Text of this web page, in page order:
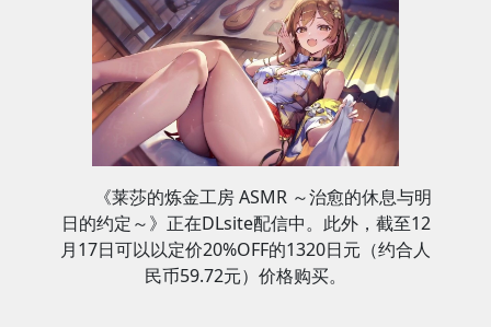
《莱莎的炼金工房 ASMR ～治愈的休息与明
日的约定～》正在DLsite配信中。此外，截至12
月17日可以以定价20%OFF的1320日元（约合人
民币59.72元）价格购买。